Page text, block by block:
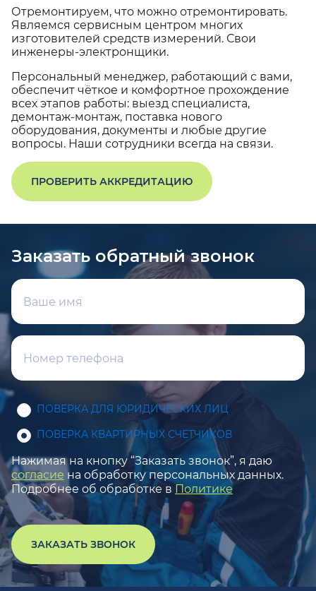
Отремонтируем, что можно отремонтировать.
Являемся сервисным центром многих
изготовителей средств измерений. Свои
инженеры-электронщики.
Персональный менеджер, работающий с вами,
обеспечит чёткое и комфортное прохождение
всех этапов работы: выезд специалиста,
демонтаж-монтаж, поставка нового
оборудования, документы и любые другие
вопросы. Наши сотрудники всегда на связи.
ПРОВЕРИТЬ АККРЕДИТАЦИЮ
Заказать обратный звонок
ПОВЕРКА ДЛЯ ЮРИДИЧЕСКИХ ЛИЦ
ПОВЕРКА КВАРТИРНЫХ СЧЕТЧИКОВ
Нажимая на кнопку “Заказать звонок”, я даю
согласие на обработку персональных данных.
Подробнее об обработке в Политике
ЗАКАЗАТЬ ЗВОНОК